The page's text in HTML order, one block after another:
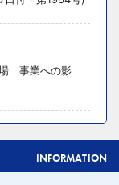
場 事業への影
ッショナルらの
INFORMATION